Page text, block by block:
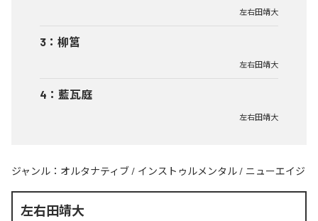
左右田靖大
3 ： 柳筥
左右田靖大
4 ： 藍瓦庭
左右田靖大
ジャンル： オルタナティブ / インストゥルメンタル / ニューエイジ
左右田靖大